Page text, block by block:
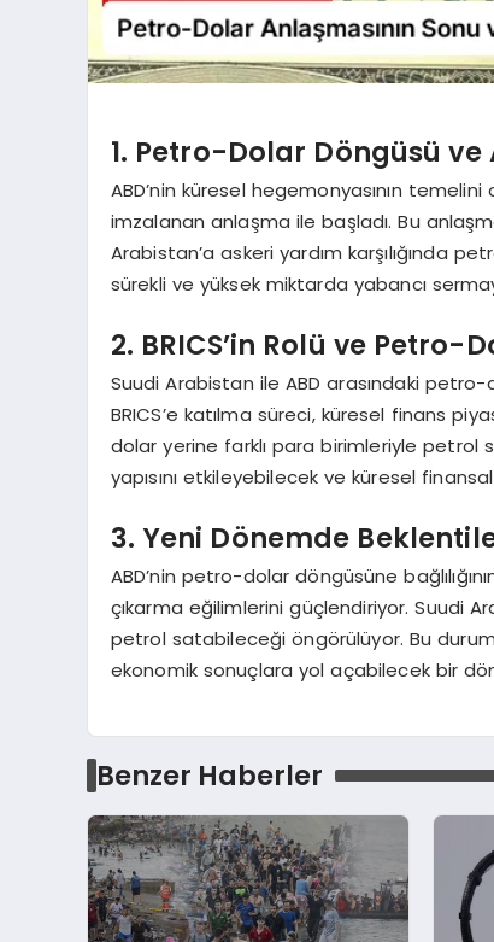
1. Petro-Dolar Döngüsü ve
ABD’nin küresel hegemonyasının
imzalanan anlaşma ile başladı. Bu
Arabistan’a askeri yardım karşılığında
sürekli ve yüksek miktarda yabancı
2. BRICS’in Rolü ve Petro-
Suudi Arabistan ile ABD arasındaki petro-
BRICS’e katılma süreci, küresel finans
dolar yerine farklı para birimleriyle petrol
yapısını etkileyebilecek ve küresel
3. Yeni Dönemde
ABD’nin petro-dolar döngüsüne
çıkarma eğilimlerini güçlendiriyor. Suudi
petrol satabileceği öngörülüyor. Bu
ekonomik sonuçlara yol açabilecek bir
Benzer Haberler